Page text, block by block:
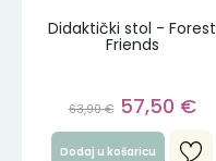
Didaktički stol - Forest
Friends
63,90€ 57,50 €
Dodaj u košaricu